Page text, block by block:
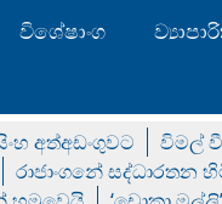
විශේෂාංග
අත්අඩංගුවට විමල්
රාජාංගනේ සද්ධාරතන